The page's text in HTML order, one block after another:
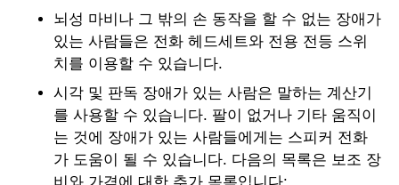
뇌성 마비나 그 밖의 손 동작을 할 수 없는 장애가
있는 사람들은 전화 헤드세트와 전용 전등 스위
치를 이용할 수 있습니다.
시각 및 판독 장애가 있는 사람은 말하는 계산기
를 사용할 수 있습니다. 팔이 없거나 기타 움직이
는 것에 장애가 있는 사람들에게는 스피커 전화
가 도움이 될 수 있습니다. 다음의 목록은 보조 장
비와 가격에 대한 추가 목록입니다: